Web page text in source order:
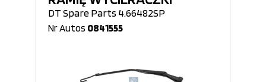
DT Spare Parts 4.66482SP
Nr Autos 0841555